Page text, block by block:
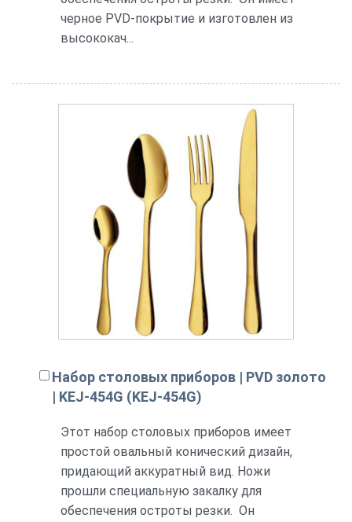
черное PVD-покрытие и изготовлен из
высококач...
Набор столовых приборов | PVD золото
| KEJ-454G (KEJ-454G)
Этот набор столовых приборов имеет
простой овальный конический дизайн,
придающий аккуратный вид. Ножи
прошли специальную закалку для
обеспечения остроты резки. Он